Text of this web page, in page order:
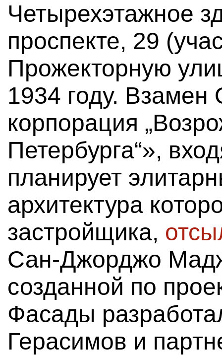
Четырехэтажное
проспекте, 29
Прожекторную
1934 году.
корпорация
Петербурга“»,
планирует
архитектура
застройщика,
Сан-Джорджо
созданной по
Фасады
Герасимов и